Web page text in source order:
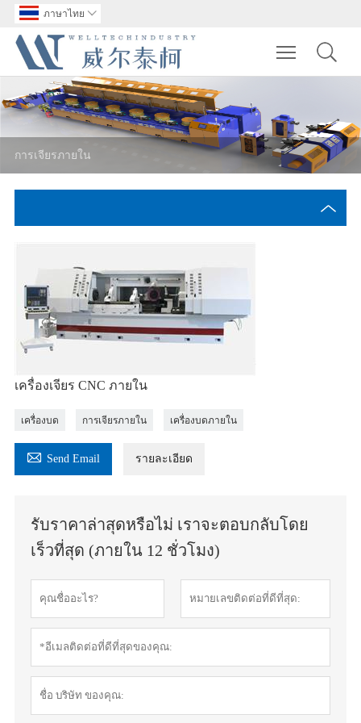
ภาษาไทย 
Toggle
การเจียรภายใน
เครื่องเจียร CNC ภายใน
เครื่องบด การเจียรภายใน เครื่องบดภายใน
 Send Email รายละเอียด
รับราคาล่าสุดหรือไม่ เราจะตอบกลับโดย
เร็วที่สุด (ภายใน 12 ชั่วโมง)